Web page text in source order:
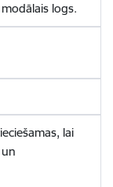
logs.
lai